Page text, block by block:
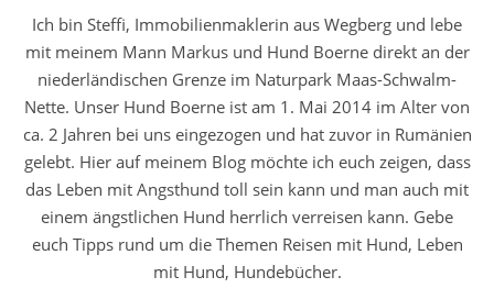
Ich bin Steffi, Immobilienmaklerin aus Wegberg und lebe
mit meinem Mann Markus und Hund Boerne direkt an der
niederländischen Grenze im Naturpark Maas-Schwalm-
Nette. Unser Hund Boerne ist am 1. Mai 2014 im Alter von
ca. 2 Jahren bei uns eingezogen und hat zuvor in Rumänien
gelebt. Hier auf meinem Blog möchte ich euch zeigen, dass
das Leben mit Angsthund toll sein kann und man auch mit
einem ängstlichen Hund herrlich verreisen kann. Gebe
euch Tipps rund um die Themen Reisen mit Hund, Leben
mit Hund, Hundebücher.